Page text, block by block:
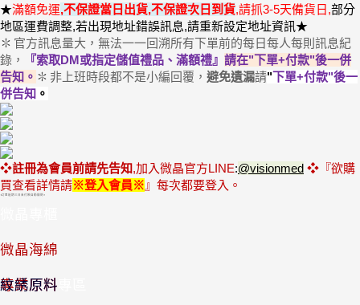
★滿額免運,不保證當日出貨,不保證次日到貨,請抓3-5天備貨日,部分
地區運費調整,若出現地址錯誤訊息,請重新設定地址資訊★
✽ 官方訊息量大，無法一一回溯所有下單前的每日每人每則訊息紀
錄，
『索取DM或指定儲值禮品、滿額禮』 請在"下單+付款"後一併
告知 。 ✽ 非上班時段都不是小編回覆， 避免遺漏請"下單+付款"後一
併告知 。
❖註冊為會員前請先告知,加入微晶官方LINE:@visionmed ❖『欲購
買查看詳情請※登入會員※ 』 每次都要登入 。
◖訂單逾期三日未付款自動關閉◗
優惠套組
半價出清專區
微晶海綿
專業原料
紋綉原料